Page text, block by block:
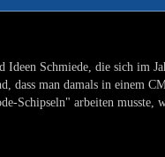
Ideen Schmiede, die sich im
dass man damals in einem
Schipseln" arbeiten musste,